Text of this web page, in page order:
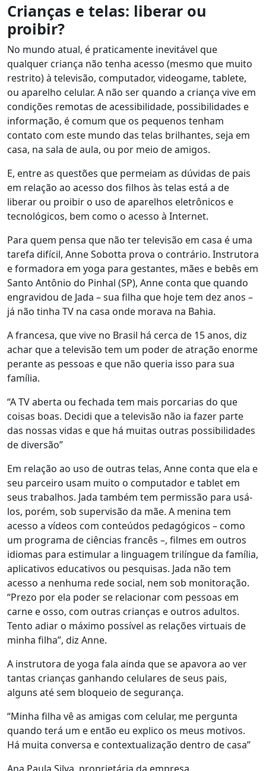
Crianças e telas: liberar ou
proibir?
No mundo atual, é praticamente inevitável que
qualquer criança não tenha acesso (mesmo que muito
restrito) à televisão, computador, videogame, tablete,
ou aparelho celular. A não ser quando a criança vive em
condições remotas de acessibilidade, possibilidades e
informação, é comum que os pequenos tenham
contato com este mundo das telas brilhantes, seja em
casa, na sala de aula, ou por meio de amigos.
E, entre as questões que permeiam as dúvidas de pais
em relação ao acesso dos filhos às telas está a de
liberar ou proibir o uso de aparelhos eletrônicos e
tecnológicos, bem como o acesso à Internet.
Para quem pensa que não ter televisão em casa é uma
tarefa difícil, Anne Sobotta prova o contrário. Instrutora
e formadora em yoga para gestantes, mães e bebês em
Santo Antônio do Pinhal (SP), Anne conta que quando
engravidou de Jada – sua filha que hoje tem dez anos –
já não tinha TV na casa onde morava na Bahia.
A francesa, que vive no Brasil há cerca de 15 anos, diz
achar que a televisão tem um poder de atração enorme
perante as pessoas e que não queria isso para sua
família.
“A TV aberta ou fechada tem mais porcarias do que
coisas boas. Decidi que a televisão não ia fazer parte
das nossas vidas e que há muitas outras possibilidades
de diversão”
Em relação ao uso de outras telas, Anne conta que ela e
seu parceiro usam muito o computador e tablet em
seus trabalhos. Jada também tem permissão para usá-
los, porém, sob supervisão da mãe. A menina tem
acesso a vídeos com conteúdos pedagógicos – como
um programa de ciências francês –, filmes em outros
idiomas para estimular a linguagem trilíngue da família,
aplicativos educativos ou pesquisas. Jada não tem
acesso a nenhuma rede social, nem sob monitoração.
“Prezo por ela poder se relacionar com pessoas em
carne e osso, com outras crianças e outros adultos.
Tento adiar o máximo possível as relações virtuais de
minha filha”, diz Anne.
A instrutora de yoga fala ainda que se apavora ao ver
tantas crianças ganhando celulares de seus pais,
alguns até sem bloqueio de segurança.
“Minha filha vê as amigas com celular, me pergunta
quando terá um e então eu explico os meus motivos.
Há muita conversa e contextualização dentro de casa”